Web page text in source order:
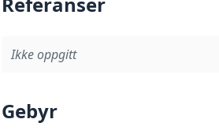
Ikke oppgitt
Gebyr